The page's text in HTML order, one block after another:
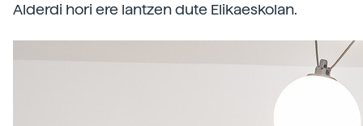
Alderdi hori ere lantzen dute Elikaeskolan.